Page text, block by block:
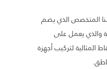
المتخصص الذي يضم
هندي 24 ساعة والذي يعمل على
المثالية لتركيب أجهزة